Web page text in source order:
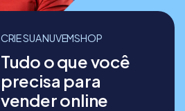
CRIE SUA NUVEMSHOP
Tudo o que você
precisa para
vender online